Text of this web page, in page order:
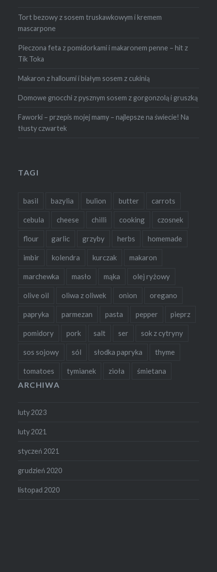
Tort bezowy z sosem truskawkowym i kremem
mascarpone
Pieczona feta z pomidorkami i makaronem penne – hit z
Tik Toka
Makaron z halloumi i białym sosem z cukinią
Domowe gnocchi z pysznym sosem z gorgonzolą i gruszką
Faworki – przepis mojej mamy – najlepsze na świecie! Na
tłusty czwartek
TAGI
basil bazylia bulion butter carrots
cebula cheese chilli cooking czosnek
flour garlic grzyby herbs homemade
imbir kolendra kurczak makaron
marchewka masło mąka olej ryżowy
olive oil oliwa z oliwek onion oregano
papryka parmezan pasta pepper pieprz
pomidory pork salt ser sok z cytryny
sos sojowy sól słodka papryka thyme
tomatoes tymianek zioła śmietana
ARCHIWA
luty 2023
luty 2021
styczeń 2021
grudzień 2020
listopad 2020